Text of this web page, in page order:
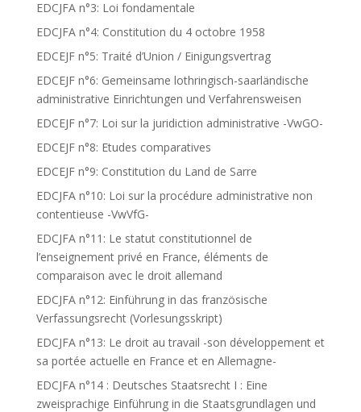
EDCJFA n°3: Loi fondamentale
EDCJFA n°4: Constitution du 4 octobre 1958
EDCEJF n°5: Traité d’Union / Einigungsvertrag
EDCEJF n°6: Gemeinsame lothringisch-saarländische
administrative Einrichtungen und Verfahrensweisen
EDCEJF n°7: Loi sur la juridiction administrative -VwGO-
EDCEJF n°8: Etudes comparatives
EDCEJF n°9: Constitution du Land de Sarre
EDCJFA n°10: Loi sur la procédure administrative non
contentieuse -VwVfG-
EDCJFA n°11: Le statut constitutionnel de
l’enseignement privé en France, éléments de
comparaison avec le droit allemand
EDCJFA n°12: Einführung in das französische
Verfassungsrecht (Vorlesungsskript)
EDCJFA n°13: Le droit au travail -son développement et
sa portée actuelle en France et en Allemagne-
EDCJFA n°14 : Deutsches Staatsrecht I : Eine
zweisprachige Einführung in die Staatsgrundlagen und